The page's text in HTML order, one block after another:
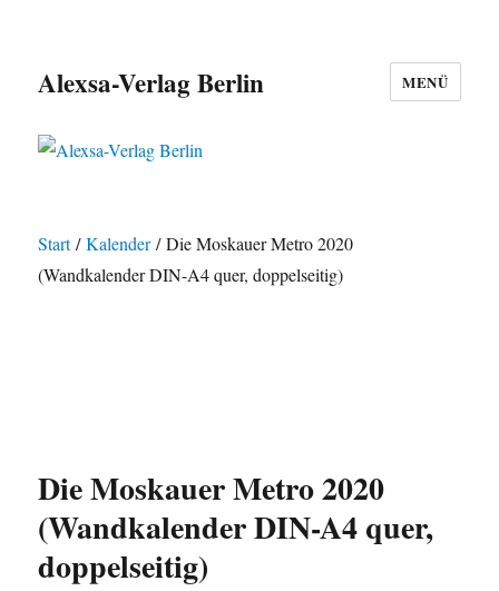
Alexsa-Verlag Berlin MENÜ
Start/Kalender/ Die Moskauer Metro 2020
(Wandkalender DIN-A4 quer, doppelseitig)
Die Moskauer Metro 2020
(Wandkalender DIN-A4 quer,
doppelseitig)